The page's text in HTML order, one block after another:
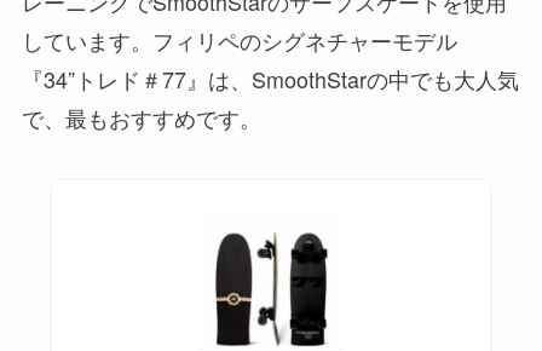
しています。フィリペのシグネチャーモデル
『34”トレド＃77』は、SmoothStarの中でも大人気
で、最もおすすめです。